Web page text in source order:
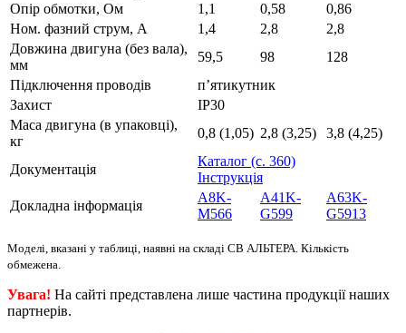
Опір обмотки, Ом
1,1 0,58
0,86
Ном. фазний струм, А
1,4 2,8
2,8
Довжина двигуна (без вала),
мм
59,5 98
128
Підключення проводів
п’ятикутник
Захист
IP30
Маса двигуна (в упаковці),
кг
0,8 (1,05) 2,8 (3,25) 3,8 (4,25)
Документація
Каталог (с. 360)
Інструкція
Докладна інформація
A8K-
M566
A41K-
G599
A63K-
G5913
Моделі, вказані у таблиці, наявні на складі СВ АЛЬТЕРА. Кількість
обмежена.
Увага! На сайті представлена лише частина продукції наших
партнерів.